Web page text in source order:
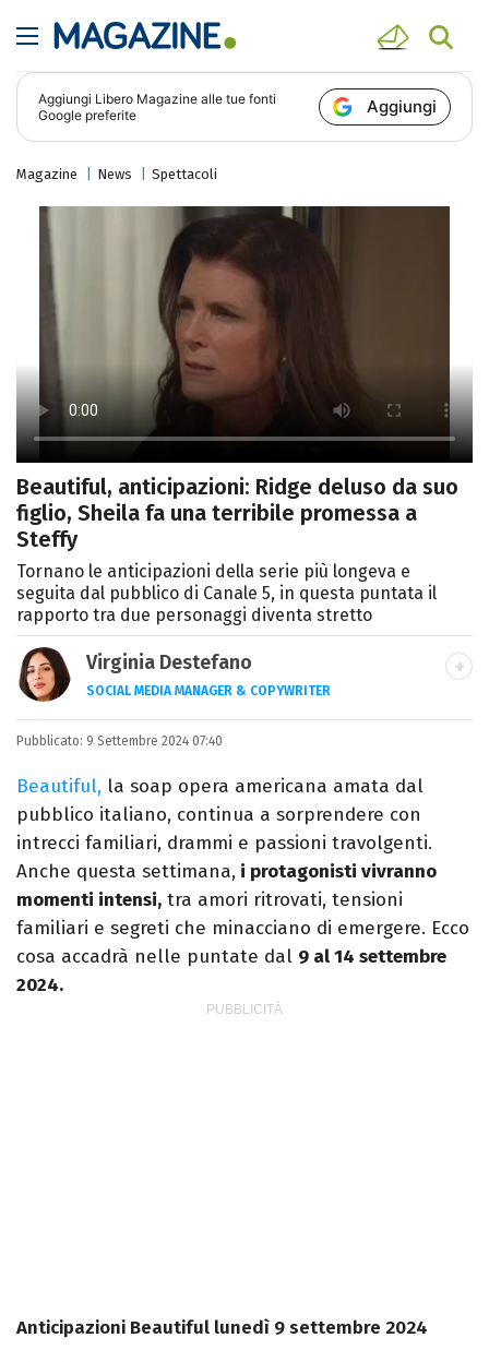
Aggiungi Libero Magazine alle tue fonti
Google preferite
Aggiungi
Magazine News Spettacoli
Beautiful, anticipazioni: Ridge deluso da suo
figlio, Sheila fa una terribile promessa a
Steffy
Tornano le anticipazioni della serie più longeva e
seguita dal pubblico di Canale 5, in questa puntata il
rapporto tra due personaggi diventa stretto
Virginia Destefano
SOCIAL MEDIA MANAGER & COPYWRITER
Una passione smisurata per le serie TV.
videomaking e scrittura sono il mio
passatempo preferito.
Pubblicato: 9 Settembre 2024 07:40
Beautiful, la soap opera americana amata dal
pubblico italiano, continua a sorprendere con
intrecci familiari, drammi e passioni travolgenti.
Anche questa settimana, i protagonisti vivranno
momenti intensi, tra amori ritrovati, tensioni
familiari e segreti che minacciano di emergere. Ecco
cosa accadrà nelle puntate dal 9 al 14 settembre
2024.
Anticipazioni Beautiful lunedì 9 settembre 2024